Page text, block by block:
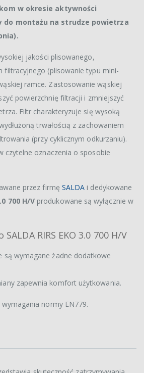
w okresie aktywności
do montażu na strudze powietrza
jakości plisowanego,
filtracyjnego (plisowanie typu mini-
ramce. Zastosowanie wąskiej
powierzchnię filtracji i zmniejszyć
Filtr charakteryzuje się wysoką
trwałością z zachowaniem
(przy cyklicznym odkurzaniu).
czytelne oznaczenia o sposobie
przez firmę SALDA i dedykowane
700 H/V produkowane są wyłącznie w
RIRS EKO 3.0 700 H/V
wymagane żadne dodatkowe
zapewnia komfort użytkowania.
normy EN779.